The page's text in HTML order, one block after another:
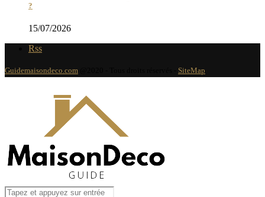
?
15/07/2026
Rss
Guidemaisondeco.com SiteMap